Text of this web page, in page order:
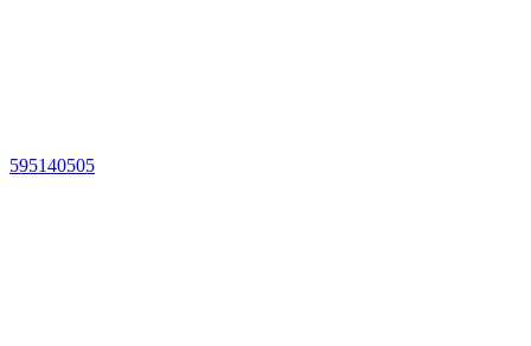
595140505